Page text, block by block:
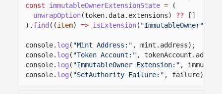
const
immutableOwnerExtensionState =
(
unwrapOption(token.data.extensions) ??
[]
). find ((item) => isExtension( "ImmutableOwner"
console. log ( "Mint Address:" , mint.address);
console. log ( "Token Account:" ,
console. log ( "ImmutableOwner Extension:" ,
console. log ( "SetAuthority Failure:" , failure);